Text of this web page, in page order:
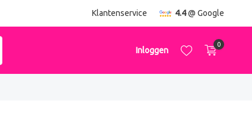
Klantenservice 4.4@ Google
Inloggen
0